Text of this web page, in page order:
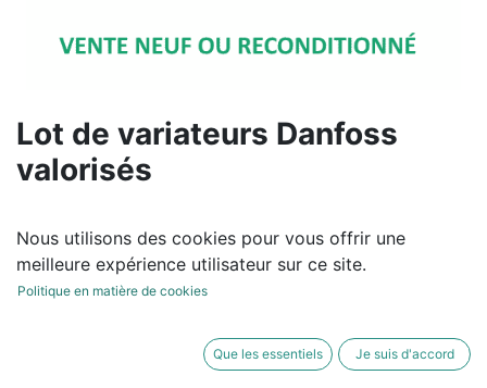
Lot de variateurs Danfoss
valorisés
ACHETER
MAINTENANT
Nous utilisons des cookies pour vous offrir une
meilleure expérience utilisateur sur ce site.
Politique en matière de cookies
Que les essentiels Je suis d'accord